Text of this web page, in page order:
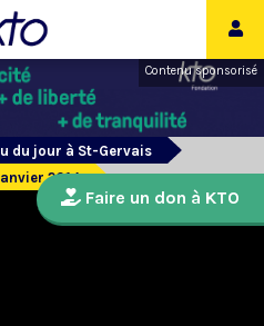
Contenu sponsorisé
du jour à St-Gervais
2014
Faire un don à KTO